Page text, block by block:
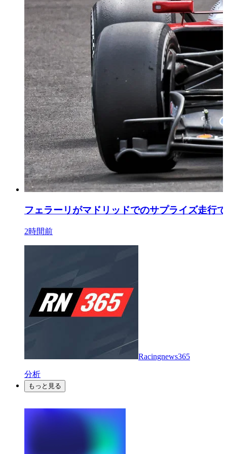
フェラーリがマドリッドでのサプライズ走行
2時間前
Racingnews365
分析
もっと見る